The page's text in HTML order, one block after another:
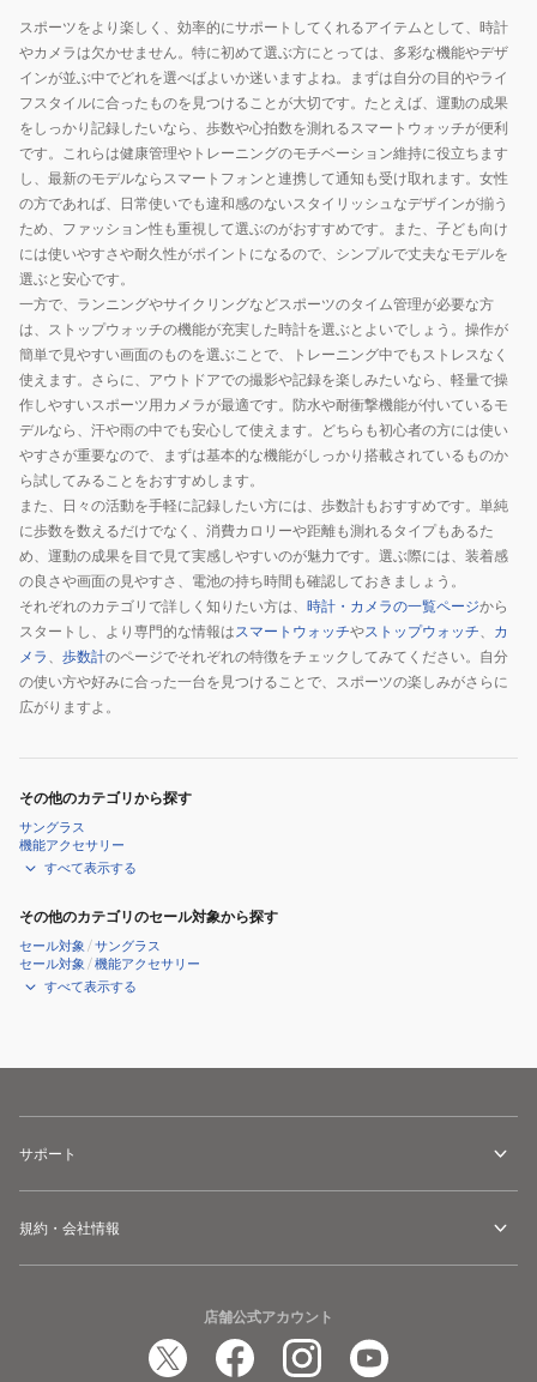
スポーツをより楽しく、効率的にサポートしてくれるアイテムとして、時計
やカメラは欠かせません。特に初めて選ぶ方にとっては、多彩な機能やデザ
インが並ぶ中でどれを選べばよいか迷いますよね。まずは自分の目的やライ
フスタイルに合ったものを見つけることが大切です。たとえば、運動の成果
をしっかり記録したいなら、歩数や心拍数を測れるスマートウォッチが便利
です。これらは健康管理やトレーニングのモチベーション維持に役立ちます
し、最新のモデルならスマートフォンと連携して通知も受け取れます。女性
の方であれば、日常使いでも違和感のないスタイリッシュなデザインが揃う
ため、ファッション性も重視して選ぶのがおすすめです。また、子ども向け
には使いやすさや耐久性がポイントになるので、シンプルで丈夫なモデルを
選ぶと安心です。
一方で、ランニングやサイクリングなどスポーツのタイム管理が必要な方
は、ストップウォッチの機能が充実した時計を選ぶとよいでしょう。操作が
簡単で見やすい画面のものを選ぶことで、トレーニング中でもストレスなく
使えます。さらに、アウトドアでの撮影や記録を楽しみたいなら、軽量で操
作しやすいスポーツ用カメラが最適です。防水や耐衝撃機能が付いているモ
デルなら、汗や雨の中でも安心して使えます。どちらも初心者の方には使い
やすさが重要なので、まずは基本的な機能がしっかり搭載されているものか
ら試してみることをおすすめします。
また、日々の活動を手軽に記録したい方には、歩数計もおすすめです。単純
に歩数を数えるだけでなく、消費カロリーや距離も測れるタイプもあるた
め、運動の成果を目で見て実感しやすいのが魅力です。選ぶ際には、装着感
の良さや画面の見やすさ、電池の持ち時間も確認しておきましょう。
それぞれのカテゴリで詳しく知りたい方は、 時計・カメラの一覧ページから
スタートし、より専門的な情報はスマートウォッチやストップウォッチ、 カ
メラ 、 歩数計のページでそれぞれの特徴をチェックしてみてください。自分
の使い方や好みに合った一台を見つけることで、スポーツの楽しみがさらに
広がりますよ。
その他のカテゴリから探す
サングラス
機能アクセサリー
すべて表示する
その他のカテゴリのセール対象から探す
セール対象 /サングラス
セール対象 /機能アクセサリー
すべて表示する
サポート
規約・会社情報
店舗公式アカウント